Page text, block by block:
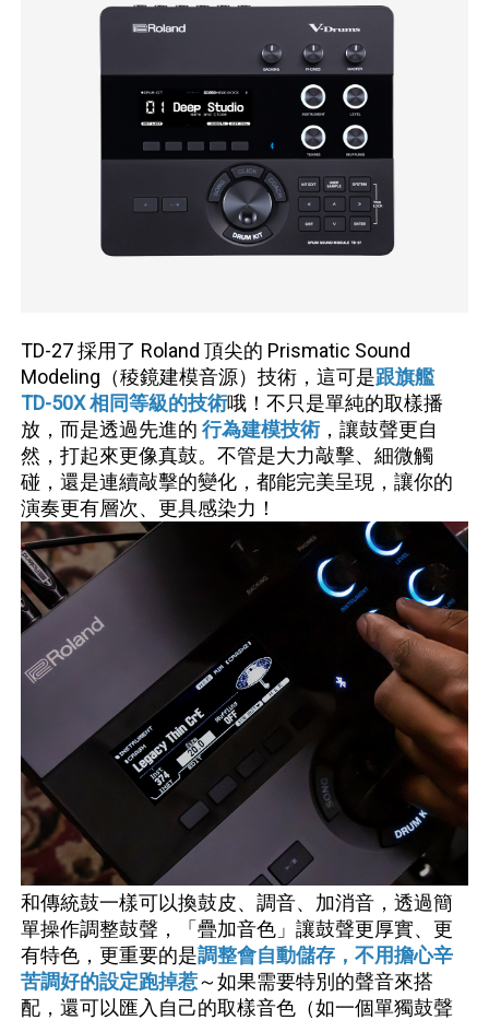
TD-27 採用了 Roland 頂尖的 Prismatic Sound
Modeling（稜鏡建模音源）技術，這可是跟旗艦
TD-50X 相同等級的技術哦！不只是單純的取樣播
放，而是透過先進的行為建模技術，讓鼓聲更自
然，打起來更像真鼓。不管是大力敲擊、細微觸
碰，還是連續敲擊的變化，都能完美呈現，讓你的
演奏更有層次、更具感染力！
和傳統鼓一樣可以換鼓皮、調音、加消音，透過簡
單操作調整鼓聲，「疊加音色」讓鼓聲更厚實、更
有特色，更重要的是調整會自動儲存，不用擔心辛
苦調好的設定跑掉惹～如果需要特別的聲音來搭
配，還可以匯入自己的取樣音色（如一個單獨鼓聲